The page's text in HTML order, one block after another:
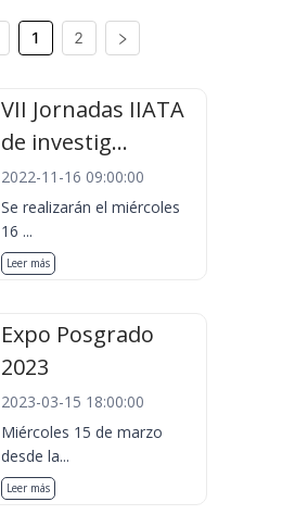
1 2
VII Jornadas IIATA
de investig...
2022-11-16 09:00:00
Se realizarán el miércoles
16 ...
Leer más
Expo Posgrado
2023
2023-03-15 18:00:00
Miércoles 15 de marzo
desde la...
Leer más